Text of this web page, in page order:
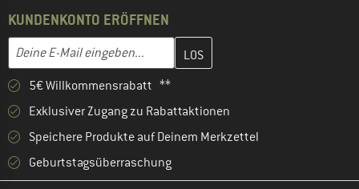
KUNDENKONTO ERÖFFNEN
E-Mail-Adresse
Gib hier deine E-Mail-Adresse ein und erstelle im nächsten
5€ Willkommensrabatt **
Exklusiver Zugang zu Rabattaktionen
Speichere Produkte auf Deinem Merkzettel
Geburtstagsüberraschung